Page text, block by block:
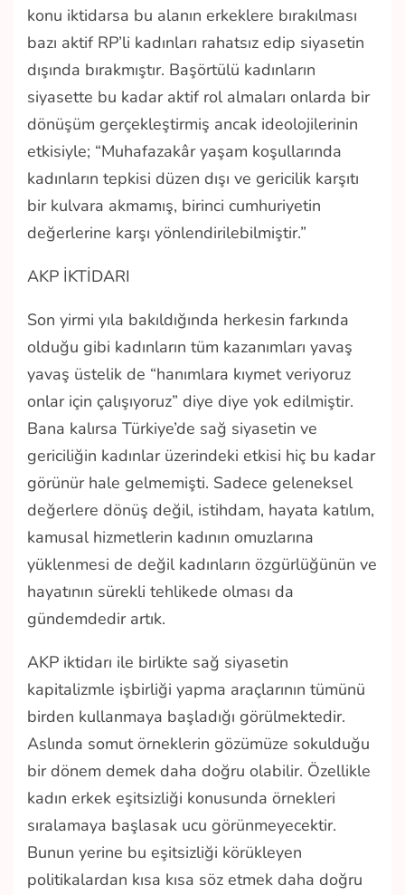
konu iktidarsa bu alanın erkeklere bırakılması
bazı aktif RP’li kadınları rahatsız edip siyasetin
dışında bırakmıştır. Başörtülü kadınların
siyasette bu kadar aktif rol almaları onlarda bir
dönüşüm gerçekleştirmiş ancak ideolojilerinin
etkisiyle; “Muhafazakâr yaşam koşullarında
kadınların tepkisi düzen dışı ve gericilik karşıtı
bir kulvara akmamış, birinci cumhuriyetin
değerlerine karşı yönlendirilebilmiştir.”
AKP İKTİDARI
Son yirmi yıla bakıldığında herkesin farkında
olduğu gibi kadınların tüm kazanımları yavaş
yavaş üstelik de “hanımlara kıymet veriyoruz
onlar için çalışıyoruz” diye diye yok edilmiştir.
Bana kalırsa Türkiye’de sağ siyasetin ve
gericiliğin kadınlar üzerindeki etkisi hiç bu kadar
görünür hale gelmemişti. Sadece geleneksel
değerlere dönüş değil, istihdam, hayata katılım,
kamusal hizmetlerin kadının omuzlarına
yüklenmesi de değil kadınların özgürlüğünün ve
hayatının sürekli tehlikede olması da
gündemdedir artık.
AKP iktidarı ile birlikte sağ siyasetin
kapitalizmle işbirliği yapma araçlarının tümünü
birden kullanmaya başladığı görülmektedir.
Aslında somut örneklerin gözümüze sokulduğu
bir dönem demek daha doğru olabilir. Özellikle
kadın erkek eşitsizliği konusunda örnekleri
sıralamaya başlasak ucu görünmeyecektir.
Bunun yerine bu eşitsizliği körükleyen
politikalardan kısa kısa söz etmek daha doğru